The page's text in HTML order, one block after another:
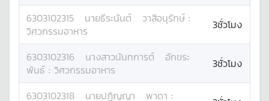
6303102315 นายธีระนันต์ วาสีอนุรักษ์ :
วิศวกรรมอาหาร
3ชั่วโมง
6303102316 นางสาวนันทการต์
อักขระ
พันธ์ : วิศวกรรมอาหาร 3ชั่วโมง
6303102318 นายปฏิญญา พาดา :